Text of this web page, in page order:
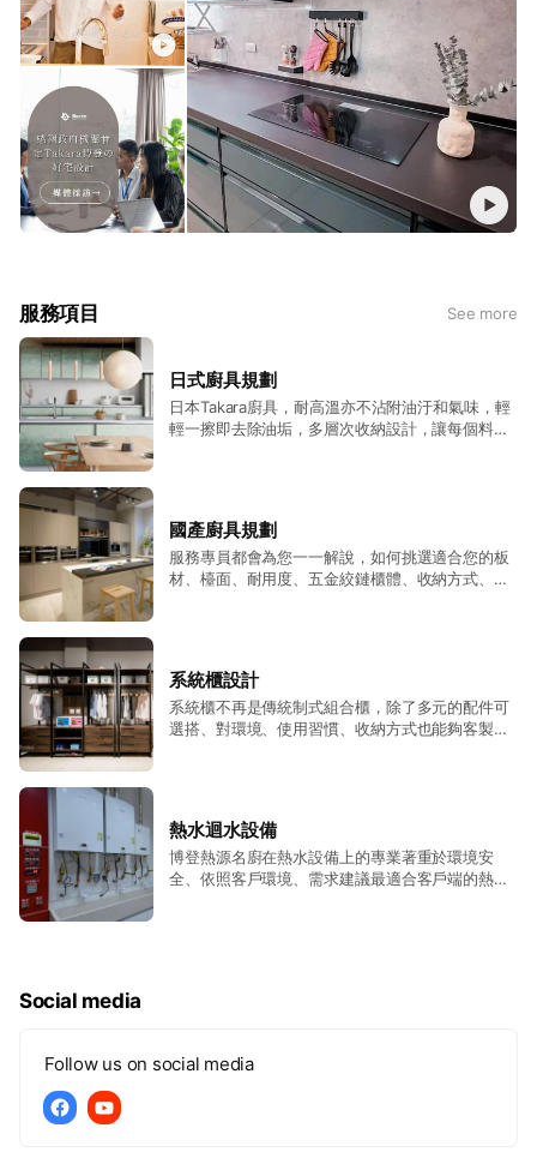
服務項目 See more
日式廚具規劃
日本Takara廚具，耐高溫亦不沾附油汙和氣味，輕
輕一擦即去除油垢，多層次收納設計，讓每個料理
國產廚具規劃
服務專員都會為您一一解說，如何挑選適合您的板
材、檯面、耐用度、五金絞鏈櫃體、收納方式、使
系統櫃設計
系統櫃不再是傳統制式組合櫃，除了多元的配件可
選搭、對環境、使用習慣、收納方式也能夠客製
熱水迴水設備
博登熱源名廚在熱水設備上的專業著重於環境安
全、依照客戶環境、需求建議最適合客戶端的熱水
Social media
Follow us on social media